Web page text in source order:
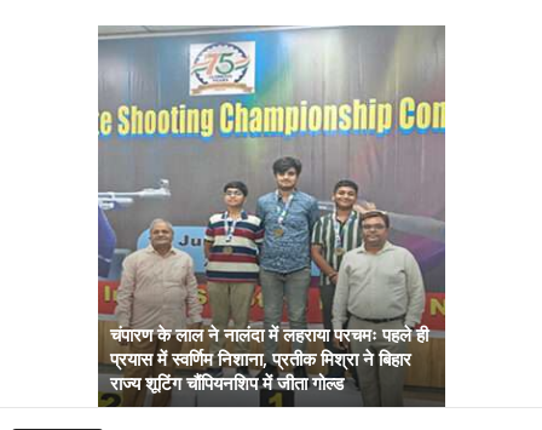
चंपारण के लाल ने नालंदा में लहराया परचमः पहले ही
प्रयास में स्वर्णिम निशाना, प्रतीक मिश्रा ने बिहार
राज्य शूटिंग चौंपियनशिप में जीता गोल्ड